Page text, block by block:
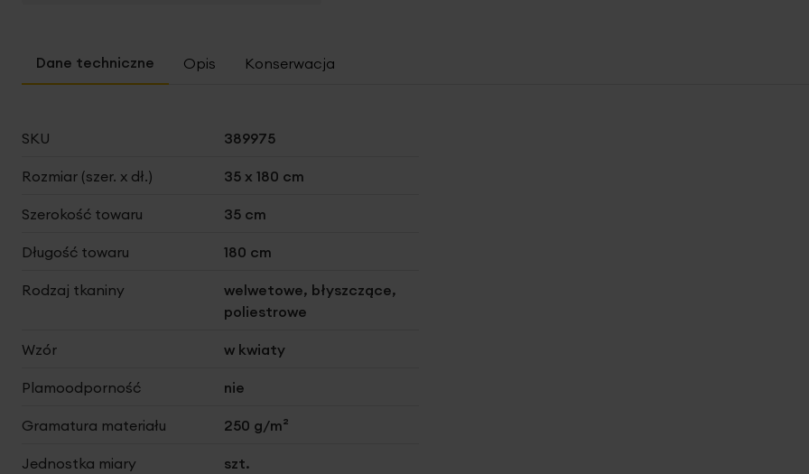
Opis Konserwacja
Więcej
SKU 389975
Rozmiar (szer. x dł.) 35 x 180 cm
Szerokość towaru 35 cm
Długość towaru 180 cm
Rodzaj tkaniny
welwetowe, błyszczące,
poliestrowe
Wzór w kwiaty
Plamoodporność nie
Gramatura materiału 250 g/m²
Jednostka miary szt.